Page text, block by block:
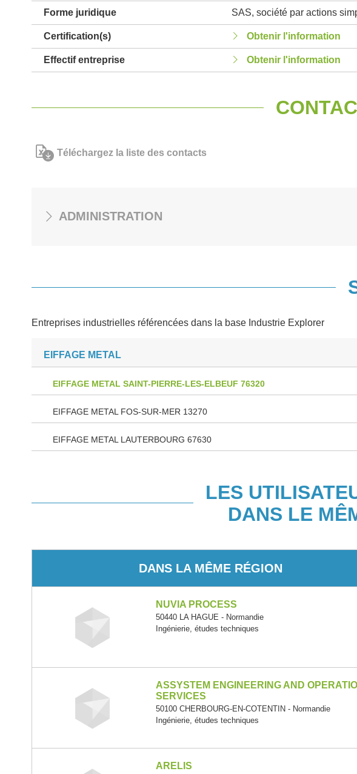
Forme juridique SAS, société par actions
Certification(s) Obtenir l'information
Effectif entreprise Obtenir l'information
Téléchargez la liste des contacts
ADMINISTRATION
Entreprises industrielles référencées dans la base Industrie Explorer
EIFFAGE METAL
EIFFAGE METAL SAINT-PIERRE-LES-ELBEUF 76320
EIFFAGE METAL FOS-SUR-MER 13270
EIFFAGE METAL LAUTERBOURG 67630
LES
DANS LE
DANS LA MÊME RÉGION
NUVIA PROCESS
50440 LA HAGUE - Normandie
Ingénierie, études techniques
ASSYSTEM ENGINEERING AND
SERVICES
50100 CHERBOURG-EN-COTENTIN - Normandie
Ingénierie, études techniques
ARELIS